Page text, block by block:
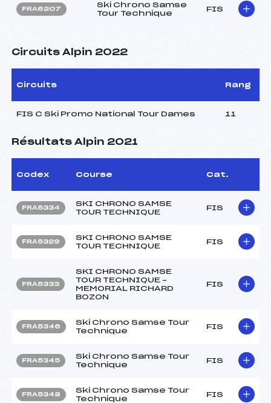
FRA6207
Ski Chrono Samse
Tour Technique
FIS
Circuits Alpin 2022
Circuits Rang
FIS C Ski Promo National Tour Dames 11
Résultats Alpin 2021
Codex Course Cat.
FRA5334
SKI CHRONO SAMSE
TOUR TECHNIQUE
FIS
FRA5329
SKI CHRONO SAMSE
TOUR TECHNIQUE
FIS
FRA5333
SKI CHRONO SAMSE
TOUR TECHNIQUE –
MEMORIAL RICHARD
BOZON
FIS
FRA5346
Ski Chrono Samse Tour
Technique
FIS
FRA5345
Ski Chrono Samse Tour
Technique
FIS
FRA5348
Ski Chrono Samse Tour
Technique
FIS